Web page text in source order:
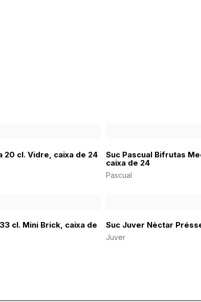
20 cl. Vidre, caixa de 24
Suc Pascual Bifrutas
caixa de 24
Pascual
cl. Mini Brick, caixa de
Suc Juver Nèctar
Juver